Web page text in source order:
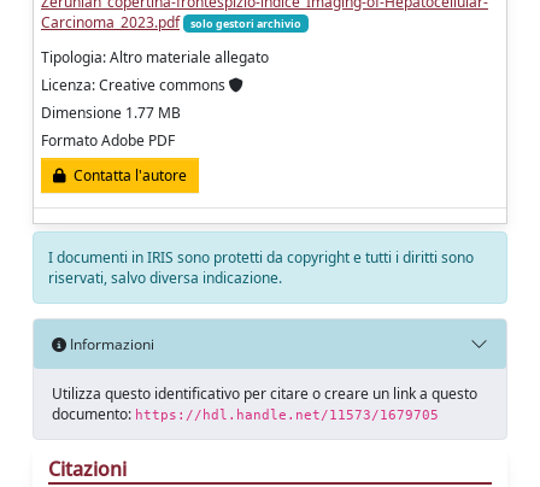
Carcinoma_2023.pdf
solo gestori archivio
Tipologia: Altro materiale allegato
Licenza: Creative commons
Dimensione 1.77 MB
Formato Adobe PDF
Contatta l'autore
I documenti in IRIS sono protetti da copyright e tutti i diritti sono
riservati, salvo diversa indicazione.
Informazioni
Utilizza questo identificativo per citare o creare un link a questo
documento: https://hdl.handle.net/11573/1679705
Citazioni